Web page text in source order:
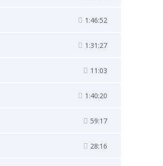
1:46:52
1:31:27
11:03
1:40:20
59:17
28:16